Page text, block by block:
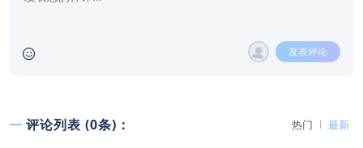
发表评论
评论列表 (0条)： 热门 最新